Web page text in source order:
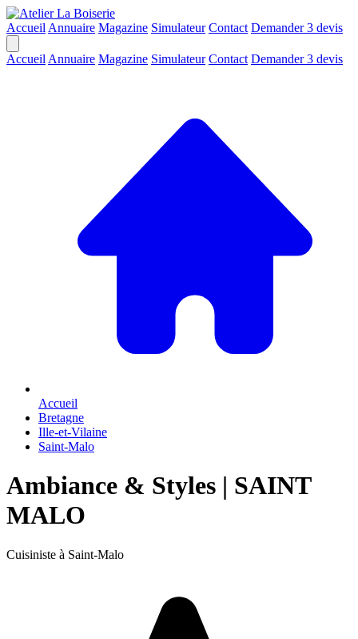
Accueil Annuaire Magazine Simulateur Contact Demander 3 devis
Accueil Annuaire Magazine Simulateur Contact Demander 3 devis
Accueil
Bretagne
Ille-et-Vilaine
Saint-Malo
Ambiance & Styles | SAINT
MALO
Cuisiniste à Saint-Malo